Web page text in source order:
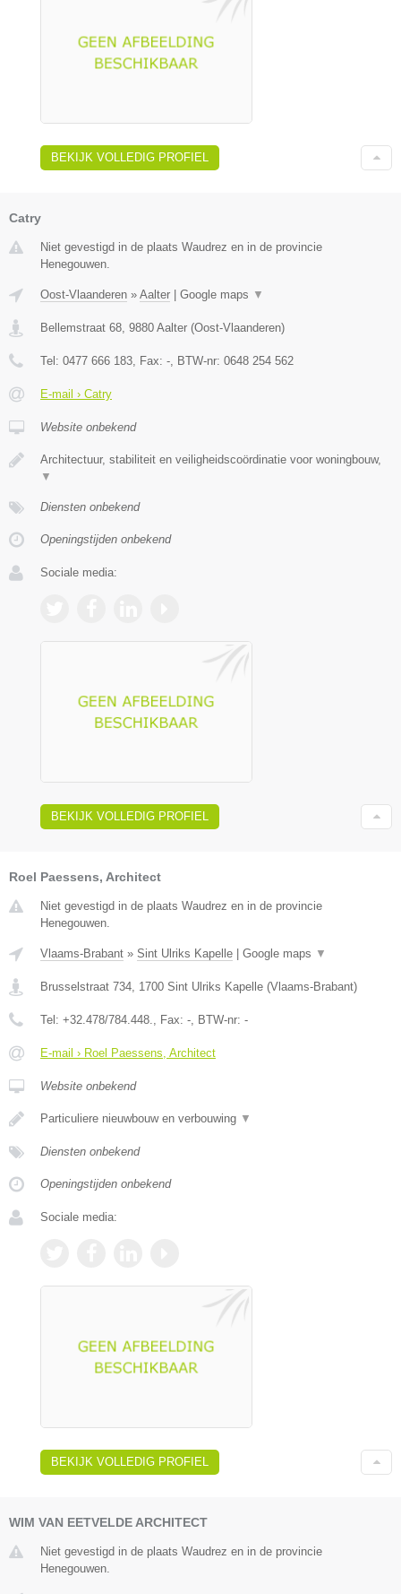
BEKIJK VOLLEDIG PROFIEL
Catry
Niet gevestigd in de plaats Waudrez en in de provincie
Henegouwen.
Oost-Vlaanderen » Aalter | Google maps ▼
Bellemstraat 68 9880 Aalter (Oost-Vlaanderen)
Tel: 0477 666 183 , Fax: - , BTW-nr: 0648 254 562
E-mail › Catry
Website onbekend
Architectuur, stabiliteit en veiligheidscoördinatie voor woningbouw,
▼
Diensten onbekend
Openingstijden onbekend
Sociale media:
BEKIJK VOLLEDIG PROFIEL
Roel Paessens, Architect
Niet gevestigd in de plaats Waudrez en in de provincie
Henegouwen.
Vlaams-Brabant » Sint Ulriks Kapelle Google maps ▼
Brusselstraat 734, 1700 Sint Ulriks Kapelle (Vlaams-Brabant)
Tel: +32.478/784.448., Fax: -, BTW-nr: -
E-mail › Roel Paessens, Architect
Website onbekend
Particuliere nieuwbouw en verbouwing ▼
Diensten onbekend
Openingstijden onbekend
Sociale media:
BEKIJK VOLLEDIG PROFIEL
WIM VAN EETVELDE ARCHITECT
Niet gevestigd in de plaats Waudrez en in de provincie
Henegouwen.